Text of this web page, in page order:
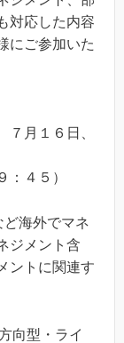
対応した内容
にご参加いた
７月１６日、
４５）
海外でマネ
ジメント含
ントに関連す
向型・ライ